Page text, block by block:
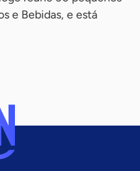
e Bebidas, e está